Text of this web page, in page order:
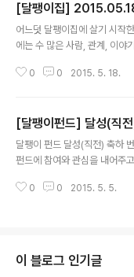
[달팽이집]
어느덧 달팽이집에 살기 시작
에는 수 많은 사람, 관계, 이야
를 전합니다 :D + 5월 24일(
다! 놀러오세요!010-9176-
로든 연락주세요^^)
0 0 2015. 5. 18.
[달팽이펀드] 달성(직
달팽이 펀드 달성(직전) 축하
펀드에 참여와 관심을 내어주
다가온 마음들을 어떻게 모아
습니다. 달팽이 펀드를 모으는
만 많은 사람들을 만날 수 있
0 0 2015. 5. 5.
이 블로그 인기글